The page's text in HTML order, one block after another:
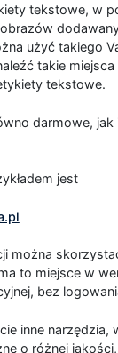
tekstowe, w
użyć takiego
takie
tekstowe.
darmowe, jak
jest
można
to miejsce w
bez
inne narzędzia,
o różnej